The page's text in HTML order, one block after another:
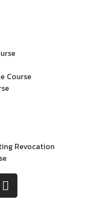
Course
Revocation